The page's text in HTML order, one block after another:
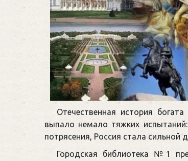
Отечественная история
выпало немало тяжких
потрясения, Россия стала сильной
Городская библиотека №1